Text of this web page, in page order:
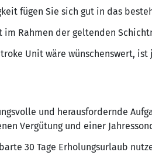
fügen Sie sich gut in das
Rahmen der geltenden
Unit wäre wünschenswert,
und herausfordernde
Vergütung und einer
30 Tage Erholungsurlaub